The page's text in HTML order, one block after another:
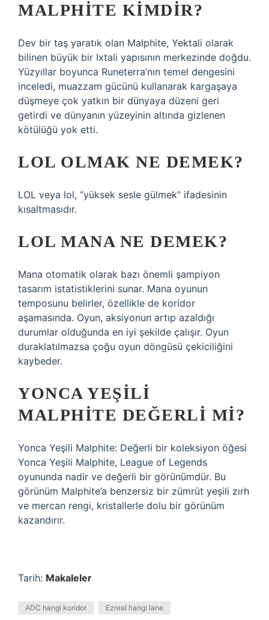
MALPHITE KIMDIR?
Dev bir taş yaratık olan Malphite, Yektali olarak
bilinen büyük bir Ixtali yapısının merkezinde doğdu.
Yüzyıllar boyunca Runeterra’nın temel dengesini
inceledi, muazzam gücünü kullanarak kargaşaya
düşmeye çok yatkın bir dünyaya düzeni geri
getirdi ve dünyanın yüzeyinin altında gizlenen
kötülüğü yok etti.
LOL OLMAK NE DEMEK?
LOL veya lol, “yüksek sesle gülmek” ifadesinin
kısaltmasıdır.
LOL MANA NE DEMEK?
Mana otomatik olarak bazı önemli şampiyon
tasarım istatistiklerini sunar. Mana oyunun
temposunu belirler, özellikle de koridor
aşamasında. Oyun, aksiyonun artıp azaldığı
durumlar olduğunda en iyi şekilde çalışır. Oyun
duraklatılmazsa çoğu oyun döngüsü çekiciliğini
kaybeder.
YONCA YEŞILI
MALPHITE DEĞERLI MI?
Yonca Yeşili Malphite: Değerli bir koleksiyon öğesi
Yonca Yeşili Malphite, League of Legends
oyununda nadir ve değerli bir görünümdür. Bu
görünüm Malphite’a benzersiz bir zümrüt yeşili zırh
ve mercan rengi, kristallerle dolu bir görünüm
kazandırır.
Tarih: Makaleler
ADC hangi koridor Ezreal hangi lane